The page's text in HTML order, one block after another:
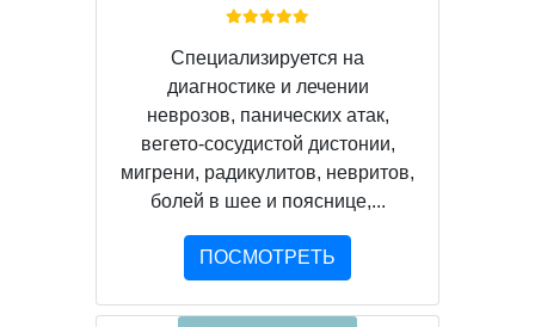
Специализируется на
диагностике и лечении
неврозов, панических атак,
вегето-сосудистой дистонии,
мигрени, радикулитов, невритов,
болей в шее и пояснице,...
ПОСМОТРЕТЬ